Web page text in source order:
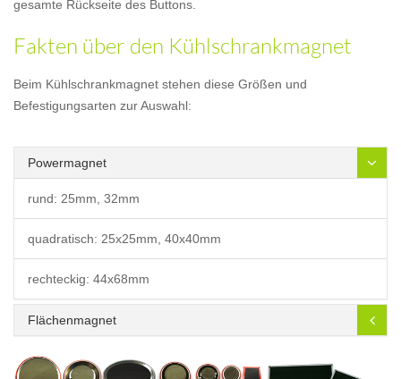
gesamte Rückseite des Buttons.
Fakten über den Kühlschrankmagnet
Beim Kühlschrankmagnet stehen diese Größen und
Befestigungsarten zur Auswahl:
Powermagnet
rund: 25mm, 32mm
quadratisch: 25x25mm, 40x40mm
rechteckig: 44x68mm
Flächenmagnet